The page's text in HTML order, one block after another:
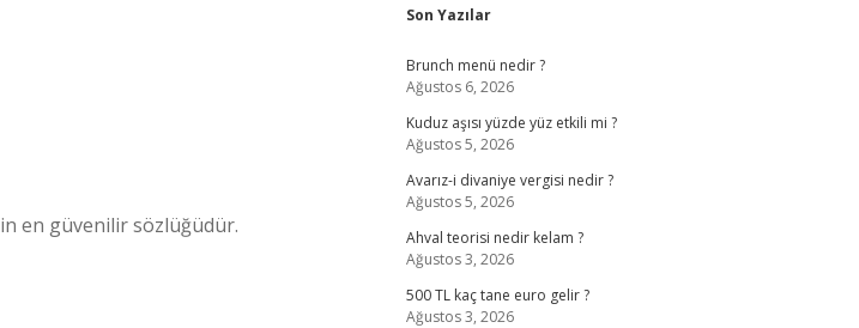
en güvenilir sözlüğüdür.
Sidebar
Son Yazılar
Brunch menü nedir ?
Ağustos 6, 2026
Kuduz aşısı yüzde yüz etkili mi ?
Ağustos 5, 2026
Avarız-i divaniye vergisi nedir ?
Ağustos 5, 2026
Ahval teorisi nedir kelam ?
Ağustos 3, 2026
500 TL kaç tane euro gelir ?
Ağustos 3, 2026